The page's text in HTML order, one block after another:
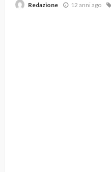
Redazione 12 anni ago